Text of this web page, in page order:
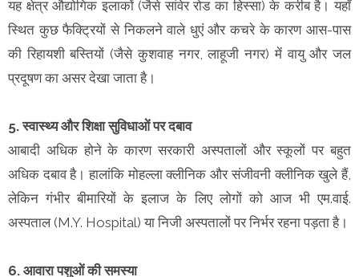
यह क्षेत्र औद्योगिक इलाकों (जैसे सांवेर रोड का हिस्सा) के करीब है। यहाँ
स्थित कुछ फैक्ट्रियों से निकलने वाले धुएं और कचरे के कारण आस-पास
की रिहायशी बस्तियों (जैसे कुशवाह नगर, लाहूजी नगर) में वायु और जल
प्रदूषण का असर देखा जाता है।
5. स्वास्थ्य और शिक्षा सुविधाओं पर दबाव
आबादी अधिक होने के कारण सरकारी अस्पतालों और स्कूलों पर बहुत
अधिक दबाव है। हालांकि मोहल्ला क्लीनिक और संजीवनी क्लीनिक खुले हैं,
लेकिन गंभीर बीमारियों के इलाज के लिए लोगों को आज भी एम.वाई.
अस्पताल (M.Y. Hospital) या निजी अस्पतालों पर निर्भर रहना पड़ता है।
6. आवारा पशुओं की समस्या